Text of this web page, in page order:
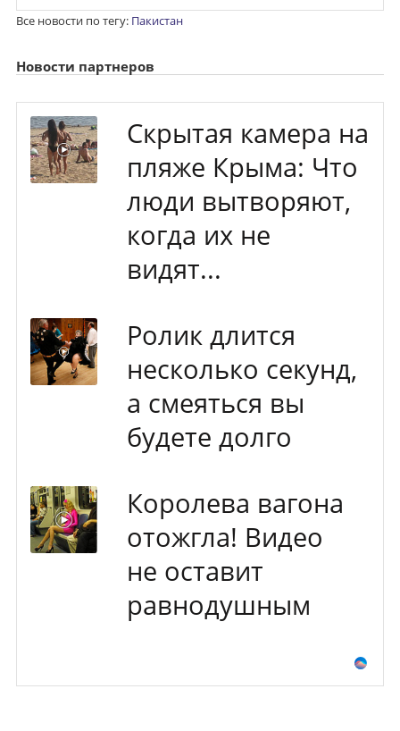
Все новости по тегу: Пакистан
Новости партнеров
Скрытая камера на
пляже Крыма: Что
люди вытворяют,
когда их не
видят...
Ролик длится
несколько секунд,
а смеяться вы
будете долго
Королева вагона
отожгла! Видео
не оставит
равнодушным